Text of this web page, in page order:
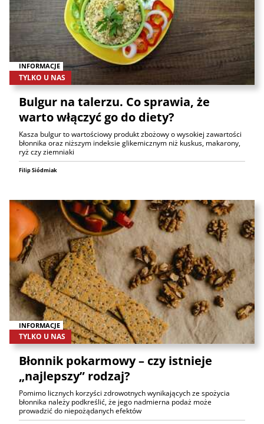
INFORMACJE
TYLKO U NAS
Bulgur na talerzu. Co sprawia, że
warto włączyć go do diety?
Kasza bulgur to wartościowy produkt zbożowy o wysokiej zawartości
błonnika oraz niższym indeksie glikemicznym niż kuskus, makarony,
ryż czy ziemniaki
Filip Siódmiak
INFORMACJE
TYLKO U NAS
Błonnik pokarmowy – czy istnieje
„najlepszy” rodzaj?
Pomimo licznych korzyści zdrowotnych wynikających ze spożycia
błonnika należy podkreślić, że jego nadmierna podaż może
prowadzić do niepożądanych efektów